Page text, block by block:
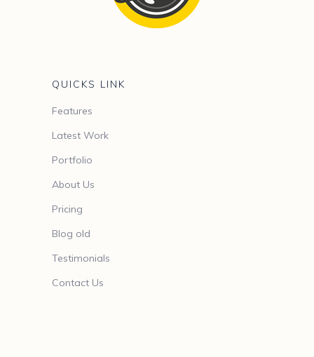
QUICKS LINK
Features
Latest Work
Portfolio
About Us
Pricing
Blog old
Testimonials
Contact Us